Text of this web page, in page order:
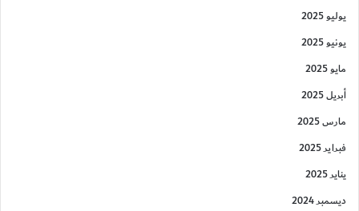
يوليو 2025
يونيو 2025
مايو 2025
أبريل 2025
مارس 2025
فبراير 2025
يناير 2025
ديسمبر 2024